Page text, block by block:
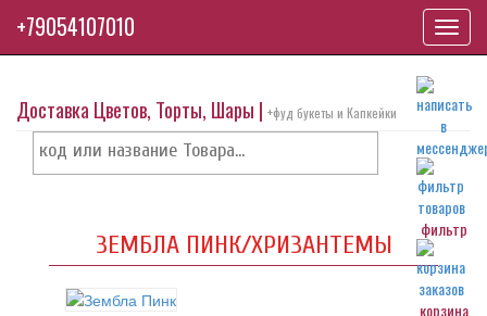
фильтр
корзина
Доставка Цветов, Торты, Шары | +фуд букеты и Капкейки
ЗЕМБЛА ПИНК/ХРИЗАНТЕМЫ
+79054107010